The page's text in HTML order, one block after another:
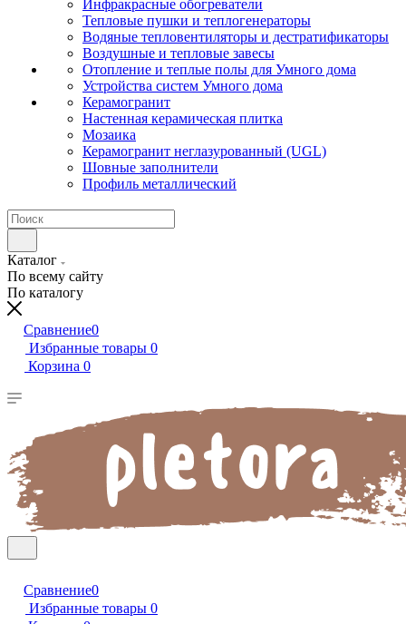
Инфракрасные обогреватели
Тепловые пушки и теплогенераторы
Водяные тепловентиляторы и дестратификаторы
Воздушные и тепловые завесы
Отопление и теплые полы для Умного дома
Устройства систем Умного дома
Керамогранит
Настенная керамическая плитка
Мозаика
Керамогранит неглазурованный (UGL)
Шовные заполнители
Профиль металлический
Каталог
По всему сайту
По каталогу
Сравнение0
Избранные товары 0
Корзина 0
Сравнение0
Избранные товары 0